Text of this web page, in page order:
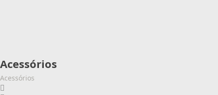
Acessórios
Acessórios